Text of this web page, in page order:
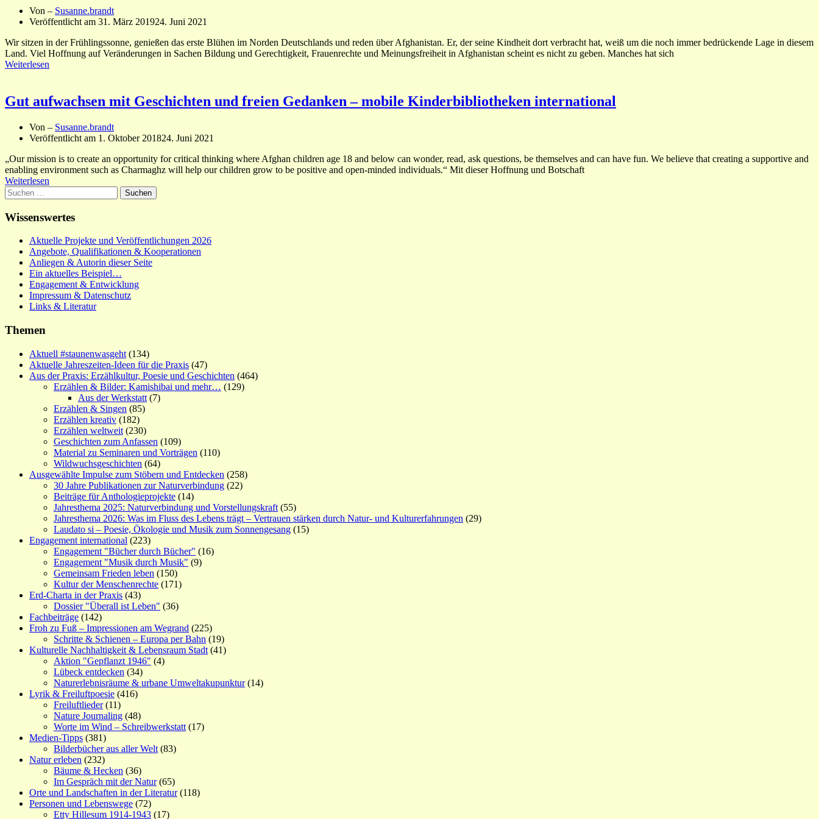
Von – Susanne.brandt
Veröffentlicht am 31. März 201924. Juni 2021
Wir sitzen in der Frühlingssonne, genießen das erste Blühen im Norden Deutschlands und reden über Afghanistan. Er, der seine Kindheit dort verbracht hat, weiß um die noch immer bedrückende Lage in diesem
Land. Viel Hoffnung auf Veränderungen in Sachen Bildung und Gerechtigkeit, Frauenrechte und Meinungsfreiheit in Afghanistan scheint es nicht zu geben. Manches hat sich
Weiterlesen
Gut aufwachsen mit Geschichten und freien Gedanken – mobile Kinderbibliotheken international
Von – Susanne.brandt
Veröffentlicht am 1. Oktober 201824. Juni 2021
„Our mission is to create an opportunity for critical thinking where Afghan children age 18 and below can wonder, read, ask questions, be themselves and can have fun. We believe that creating a supportive and
enabling environment such as Charmaghz will help our children grow to be positive and open-minded individuals.“ Mit dieser Hoffnung und Botschaft
Weiterlesen
Suchen
nach:
Wissenswertes
Aktuelle Projekte und Veröffentlichungen 2026
Angebote, Qualifikationen & Kooperationen
Anliegen & Autorin dieser Seite
Ein aktuelles Beispiel…
Engagement & Entwicklung
Impressum & Datenschutz
Links & Literatur
Themen
Aktuell #staunenwasgeht (134)
Aktuelle Jahreszeiten-Ideen für die Praxis (47)
Aus der Praxis: Erzählkultur, Poesie und Geschichten (464)
Erzählen & Bilder: Kamishibai und mehr… (129)
Aus der Werkstatt (7)
Erzählen & Singen (85)
Erzählen kreativ (182)
Erzählen weltweit (230)
Geschichten zum Anfassen (109)
Material zu Seminaren und Vorträgen (110)
Wildwuchsgeschichten (64)
Ausgewählte Impulse zum Stöbern und Entdecken (258)
30 Jahre Publikationen zur Naturverbindung (22)
Beiträge für Anthologieprojekte (14)
Jahresthema 2025: Naturverbindung und Vorstellungskraft (55)
Jahresthema 2026: Was im Fluss des Lebens trägt – Vertrauen stärken durch Natur- und Kulturerfahrungen (29)
Laudato si – Poesie, Ökologie und Musik zum Sonnengesang (15)
Engagement international (223)
Engagement "Bücher durch Bücher" (16)
Engagement "Musik durch Musik" (9)
Gemeinsam Frieden leben (150)
Kultur der Menschenrechte (171)
Erd-Charta in der Praxis (43)
Dossier "Überall ist Leben" (36)
Fachbeiträge (142)
Froh zu Fuß – Impressionen am Wegrand (225)
Schritte & Schienen – Europa per Bahn (19)
Kulturelle Nachhaltigkeit & Lebensraum Stadt (41)
Aktion "Gepflanzt 1946" (4)
Lübeck entdecken (34)
Naturerlebnisräume & urbane Umweltakupunktur(14)
Lyrik & Freiluftpoesie (416)
Freiluftlieder(11)
Nature Journaling (48)
Worte im Wind – Schreibwerkstatt (17)
Medien-Tipps (381)
Bilderbücher aus aller Welt (83)
Natur erleben (232)
Bäume & Hecken (36)
Im Gespräch mit der Natur(65)
Orte und Landschaften in der Literatur(118)
Personen und Lebenswege (72)
Etty Hillesum 1914-1943 (17)